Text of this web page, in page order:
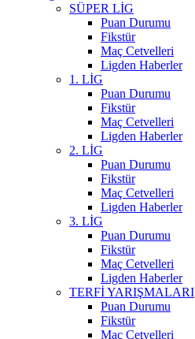
SÜPER LİG
Puan Durumu
Fikstür
Maç Cetvelleri
Ligden Haberler
1. LİG
Puan Durumu
Fikstür
Maç Cetvelleri
Ligden Haberler
2. LİG
Puan Durumu
Fikstür
Maç Cetvelleri
Ligden Haberler
3. LİG
Puan Durumu
Fikstür
Maç Cetvelleri
Ligden Haberler
TERFİ YARIŞMALARI
Puan Durumu
Fikstür
Maç Cetvelleri